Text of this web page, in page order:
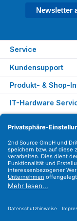
Newsletter
Service
Kundensupport
Produkt- & Shop-
IT-Hardware
Versandarten
Zahlungsarten
Sicher Einkaufen
Find us on